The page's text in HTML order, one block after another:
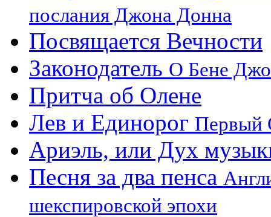
послания Джона Донна
Посвящается Вечности
Законодатель О Бене
Притча об Олене
Лев и Единорог Первый
Ариэль, или Дух
Песня за два пенса
шекспировской эпохи